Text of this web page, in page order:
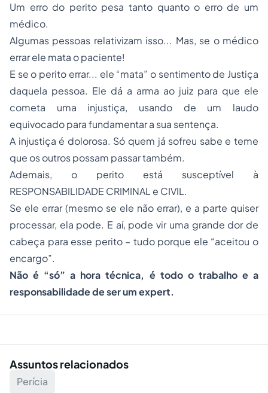
Um erro do perito pesa tanto quanto o erro de um
médico.
Algumas pessoas relativizam isso... Mas, se o médico
errar ele mata o paciente!
E se o perito errar... ele “mata” o sentimento de Justiça
daquela pessoa. Ele dá a arma ao juiz para que ele
cometa uma injustiça, usando de um laudo
equivocado para fundamentar a sua sentença.
A injustiça é dolorosa. Só quem já sofreu sabe e teme
que os outros possam passar também.
Ademais, o perito está susceptível à
RESPONSABILIDADE CRIMINAL e CIVIL.
Se ele errar (mesmo se ele não errar), e a parte quiser
processar, ela pode. E aí, pode vir uma grande dor de
cabeça para esse perito – tudo porque ele “aceitou o
encargo”.
Não é “só” a hora técnica, é todo o trabalho e a
responsabilidade de ser umexpert.
Assuntos relacionados
Perícia